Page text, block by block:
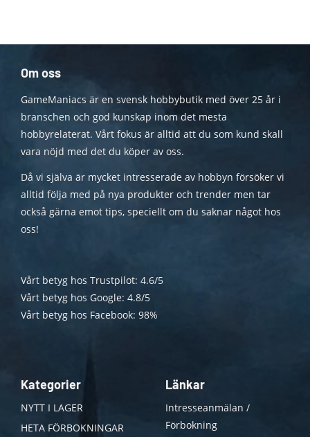
Om oss
GameManiacs är en svensk hobbybutik med över 25 år i
branschen och god kunskap inom det mesta
hobbyrelaterat. Vårt fokus är alltid att du som kund skall
vara nöjd med det du köper av oss.
Då vi själva är mycket intresserade av hobbyn försöker vi
alltid följa med på nya produkter och trender men tar
också gärna emot tips, speciellt om du saknar något hos
oss!
Vårt betyg hos Trustpilot: 4.6/5
Vårt betyg hos Google: 4.8/5
Vårt betyg hos Facebook: 98%
Kategorier
NYTT I LAGER
HETA FÖRBOKNINGAR
Länkar
Intresseanmälan /
Förbokning